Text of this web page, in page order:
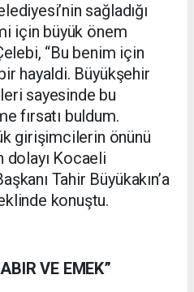
sağladığı
için büyük önem
“Bu benim için
hayaldi. Büyükşehir
sayesinde bu
fırsatı buldum.
girişimcilerin önünü
dolayı Kocaeli
Tahir Büyükakın’a
konuştu.
VE EMEK”